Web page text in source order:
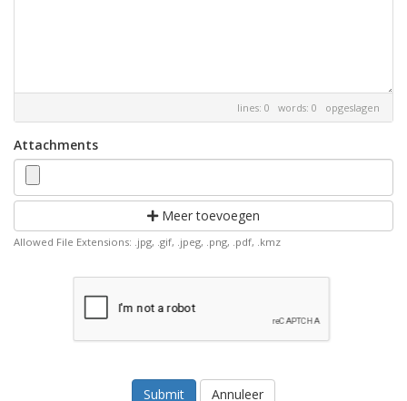
lines: 0 words: 0 opgeslagen
Attachments
Meer toevoegen
Allowed File Extensions: .jpg, .gif, .jpeg, .png, .pdf, .kmz
Annuleer